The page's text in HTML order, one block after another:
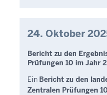
24. Oktober
Bericht zu den
Prüfungen 10 im Jahr
Ein Bericht zu den
Zentralen Prüfungen